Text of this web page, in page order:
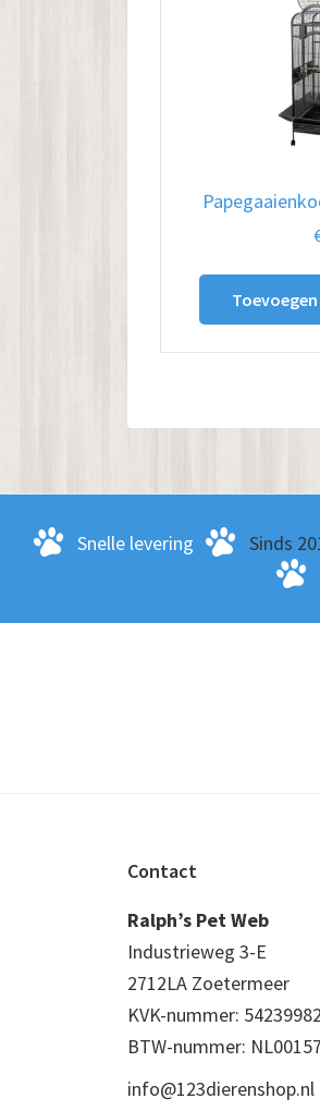
Snelle levering Sinds
Contact
Ralph’s Pet Web
Industrieweg 3-E
2712LA Zoetermeer
KVK-nummer: 54239982
BTW-nummer:
info@123dierenshop.nl